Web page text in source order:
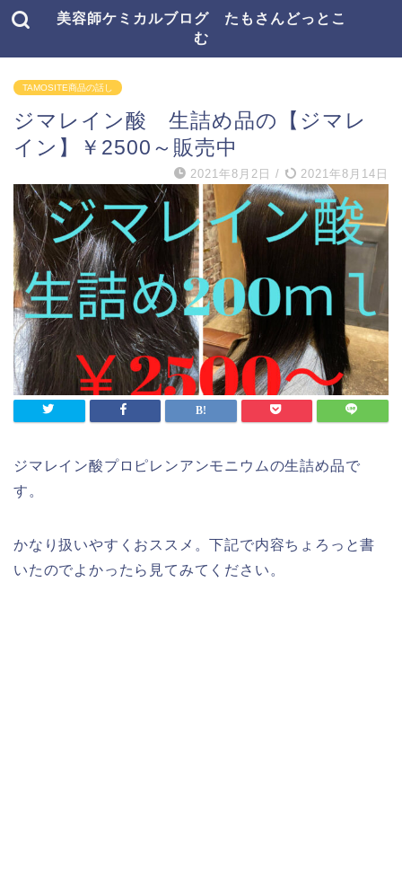
美容師ケミカルブログ たもさんどっとこ
む
TAMOSITE商品の話し
ジマレイン酸 生詰め品の【ジマレ
イン】￥2500～販売中
2021年8月2日 / 2021年8月14日
ジマレイン酸プロピレンアンモニウムの生詰め品で
す。
かなり扱いやすくおススメ。下記で内容ちょろっと書
いたのでよかったら見てみてください。